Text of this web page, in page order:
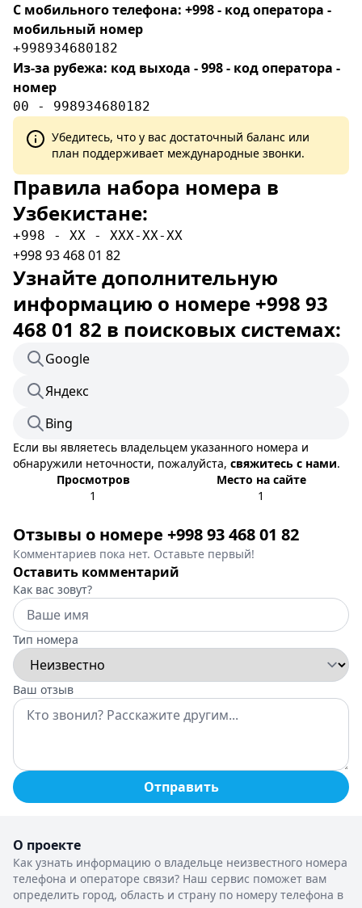
С мобильного телефона: +998 - код оператора -
мобильный номер
+998934680182
Из-за рубежа: код выхода - 998 - код оператора -
номер
00 - 998934680182
Убедитесь, что у вас достаточный баланс или
план поддерживает международные звонки.
Правила набора номера в
Узбекистане:
+998 - XX - XXX-XX-XX
+998 93 468 01 82
Узнайте дополнительную
информацию о номере +998 93
468 01 82 в поисковых системах:
Google
Яндекс
Bing
Если вы являетесь владельцем указанного номера и
обнаружили неточности, пожалуйста, свяжитесь с нами.
Просмотров
1
Место на сайте
1
Отзывы о номере +998 93 468 01 82
Комментариев пока нет. Оставьте первый!
Оставить комментарий
Как вас зовут?
Тип номера
Ваш отзыв
Отправить
О проекте
Как узнать информацию о владельце неизвестного номера
телефона и операторе связи? Наш сервис поможет вам
определить город, область и страну по номеру телефона в